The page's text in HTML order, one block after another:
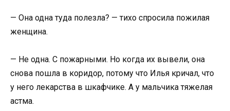
— Она одна туда полезла? — тихо спросила пожилая
женщина.
— Не одна. С пожарными. Но когда их вывели, она
снова пошла в коридор, потому что Илья кричал, что
у него лекарства в шкафчике. А у мальчика тяжелая
астма.